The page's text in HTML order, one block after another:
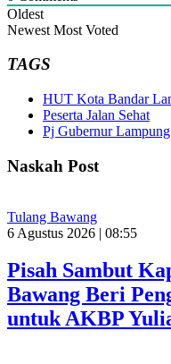
Oldest
Newest Most Voted
TAGS
HUT Kota Bandar
Peserta Jalan Sehat
Pj Gubernur Lampung
Naskah Post
Tulang Bawang
6 Agustus 2026 | 08:55
Pisah Sambut
Bawang Beri
untuk AKBP